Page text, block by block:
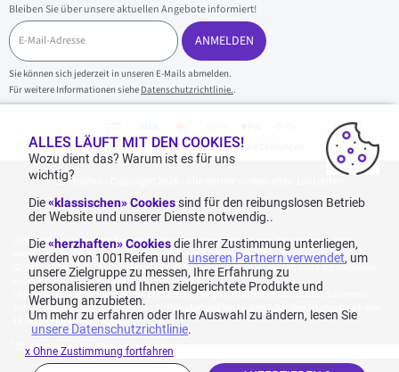
Bleiben Sie über unsere aktuellen Angebote informiert!
E
-
M
a
i
l
ANMELDEN
Sie können sich jederzeit in unseren E-Mails abmelden.
Für weitere Informationen siehe Datenschutzrichtlinie..
100 % sicherer Einkauf und sichere Zahlungen
1001reifen - Copyright 2026 - Alle Rechte vorbehalten 1001reifen
Kostenlose Lieferung: für jeden Einkauf mit einem Betrag von 70€ oder mehr (inkl.
MwSt.) (unter 70€ betragen die Versandkosten 7,90€ inkl. MwSt.).
Katalogpreise des Herstellers sind nicht rabattierbar. Dies spiegelt nicht die allgemein
auf dieser Webseite angegebenen Preise wider.
Aggregierte Bewertungen von Echte Bewertungen, erhoben am 23.02.2026, basierend
auf 939 Bewertungen in den letzten 12 Monaten und insgesamt 1.082 Bewertungen seit dem
15.06.2022 für Deutschland.
Angebotskonditionen
ALLES LÄUFT MIT DEN COOKIES!
Wozu dient das? Warum ist es für uns
wichtig?
Die«klassischen» Cookiessind für den reibungslosen Betrieb
der Website und unserer Dienste notwendig..
Die«herzhaften» Cookies die Ihrer Zustimmung unterliegen,
werden von 1001Reifen und unseren Partnern verwendet, um
unsere Zielgruppe zu messen, Ihre Erfahrung zu
personalisieren und Ihnen zielgerichtete Produkte und
Werbung anzubieten.
Um mehr zu erfahren oder Ihre Auswahl zu ändern, lesen Sie
unsere Datenschutzrichtlinie.
x Ohne Zustimmung fortfahren